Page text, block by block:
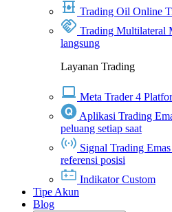
Trading Oil Online
Trading Multilateral
langsung
Layanan Trading
Meta Trader 4
Aplikasi Trading
peluang setiap saat
Signal Trading
referensi posisi
Indikator Custom
Tipe Akun
Blog